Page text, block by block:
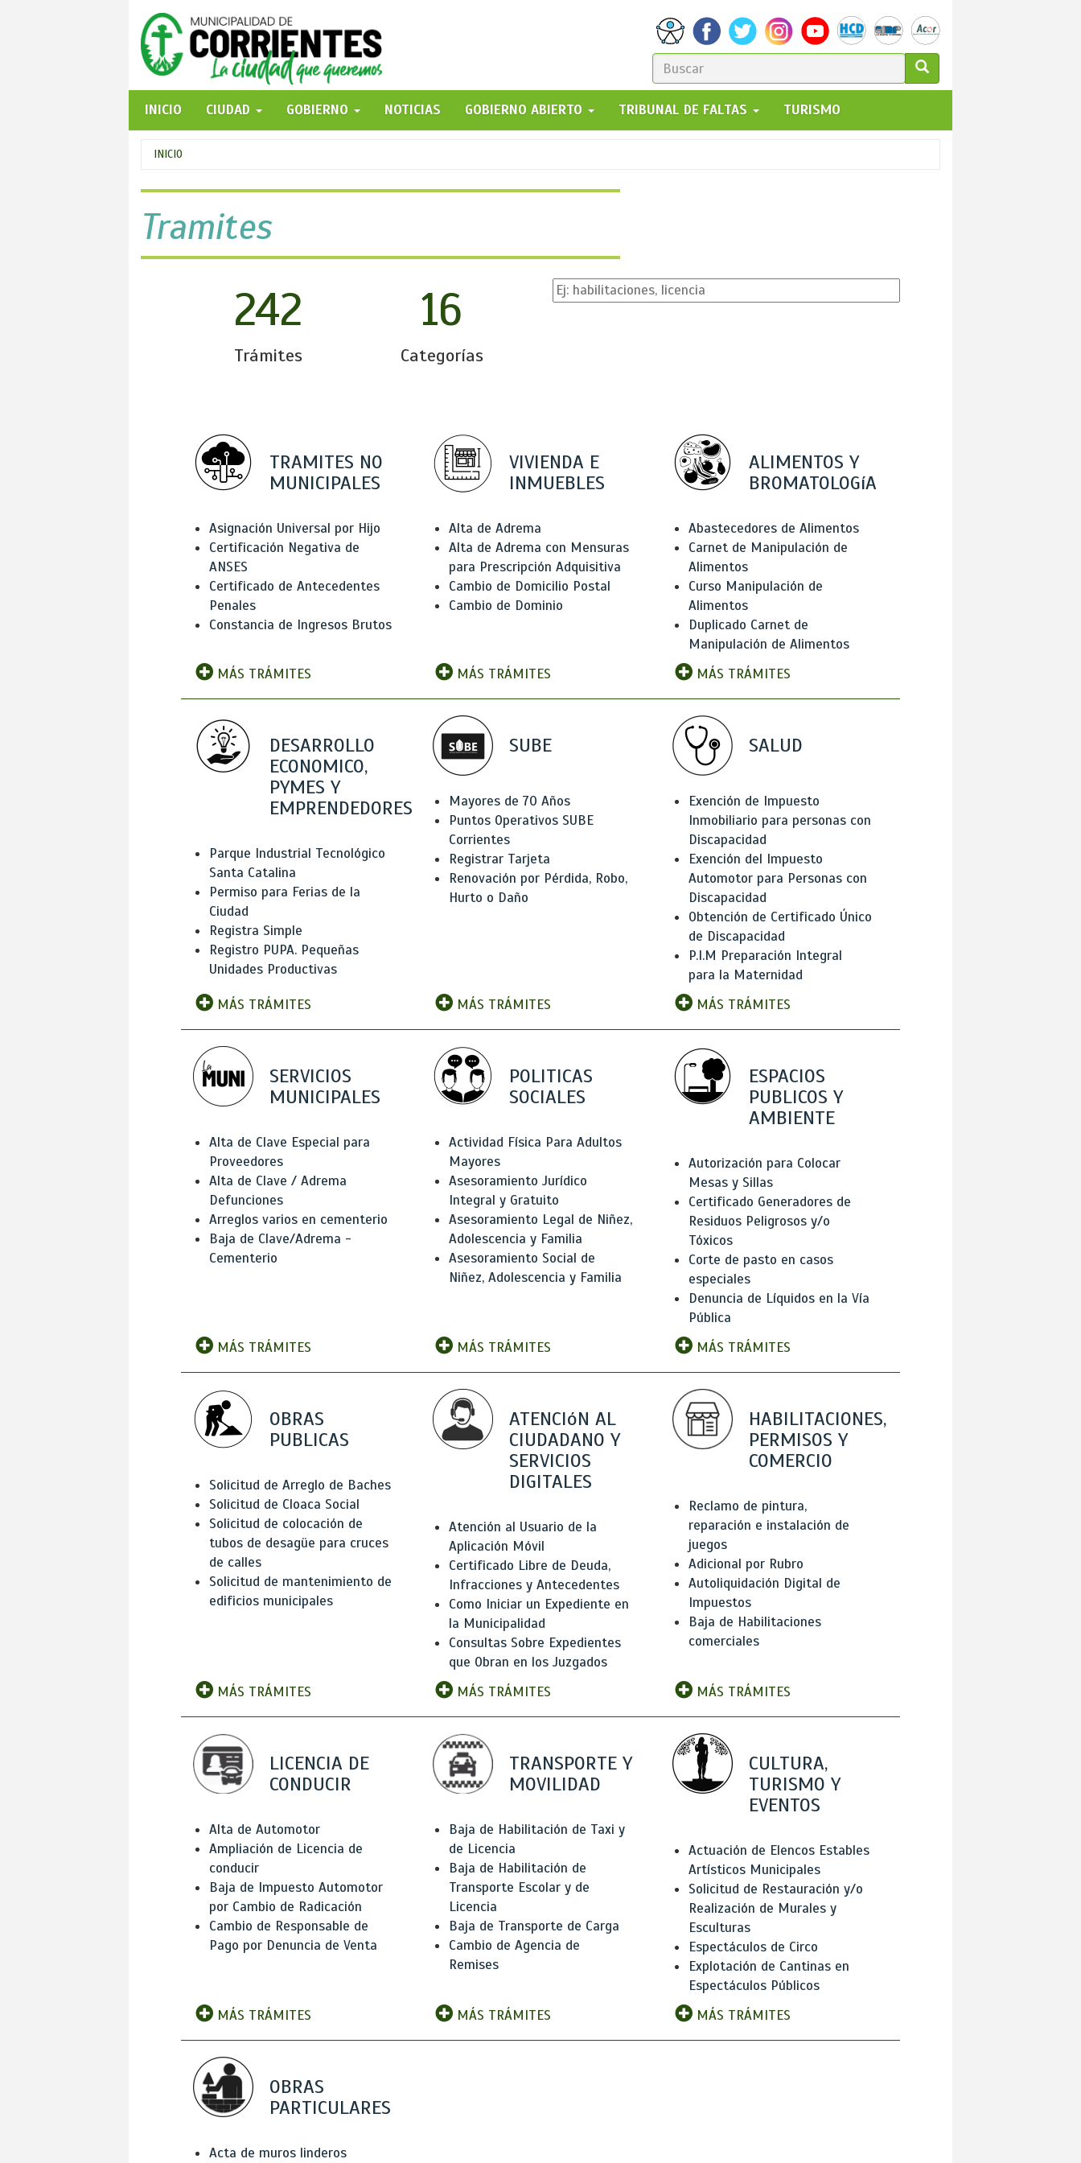
FORMULARIO
DE
BÚSQUEDA
GO!
INICIO
CIUDAD GOBIERNO NOTICIAS GOBIERNO ABIERTO TRIBUNAL DE FALTAS TURISMO
Se
encuentra
usted
aquí
INICIO
Tramites
242
Trámites
16
Categorías
TRAMITES NO
MUNICIPALES
Asignación Universal por Hijo
Certificación Negativa de
ANSES
Certificado de Antecedentes
Penales
Constancia de Ingresos Brutos
MÁS TRÁMITES
VIVIENDA E
INMUEBLES
Alta de Adrema
Alta de Adrema con Mensuras
para Prescripción Adquisitiva
Cambio de Domicilio Postal
Cambio de Dominio
MÁS TRÁMITES
ALIMENTOS Y
BROMATOLOGíA
Abastecedores de Alimentos
Carnet de Manipulación de
Alimentos
Curso Manipulación de
Alimentos
Duplicado Carnet de
Manipulación de Alimentos
MÁS TRÁMITES
DESARROLLO
ECONOMICO,
PYMES Y
EMPRENDEDORES
Parque Industrial Tecnológico
Santa Catalina
Permiso para Ferias de la
Ciudad
Registra Simple
Registro PUPA. Pequeñas
Unidades Productivas
MÁS TRÁMITES
SUBE
Mayores de 70 Años
Puntos Operativos SUBE
Corrientes
Registrar Tarjeta
Renovación por Pérdida, Robo,
Hurto o Daño
MÁS TRÁMITES
SALUD
Exención de Impuesto
Inmobiliario para personas con
Discapacidad
Exención del Impuesto
Automotor para Personas con
Discapacidad
Obtención de Certificado Único
de Discapacidad
P.I.M Preparación Integral
para la Maternidad
MÁS TRÁMITES
SERVICIOS
MUNICIPALES
Alta de Clave Especial para
Proveedores
Alta de Clave / Adrema
Defunciones
Arreglos varios en cementerio
Baja de Clave/Adrema -
Cementerio
MÁS TRÁMITES
POLITICAS
SOCIALES
Actividad Física Para Adultos
Mayores
Asesoramiento Jurídico
Integral y Gratuito
Asesoramiento Legal de Niñez,
Adolescencia y Familia
Asesoramiento Social de
Niñez, Adolescencia y Familia
MÁS TRÁMITES
ESPACIOS
PUBLICOS Y
AMBIENTE
Autorización para Colocar
Mesas y Sillas
Certificado Generadores de
Residuos Peligrosos y/o
Tóxicos
Corte de pasto en casos
especiales
Denuncia de Líquidos en la Vía
Pública
MÁS TRÁMITES
OBRAS
PUBLICAS
Solicitud de Arreglo de Baches
Solicitud de Cloaca Social
Solicitud de colocación de
tubos de desagüe para cruces
de calles
Solicitud de mantenimiento de
edificios municipales
MÁS TRÁMITES
ATENCIóN AL
CIUDADANO Y
SERVICIOS
DIGITALES
Atención al Usuario de la
Aplicación Móvil
Certificado Libre de Deuda,
Infracciones y Antecedentes
Como Iniciar un Expediente en
la Municipalidad
Consultas Sobre Expedientes
que Obran en los Juzgados
MÁS TRÁMITES
HABILITACIONES,
PERMISOS Y
COMERCIO
Reclamo de pintura,
reparación e instalación de
juegos
Adicional por Rubro
Autoliquidación Digital de
Impuestos
Baja de Habilitaciones
comerciales
MÁS TRÁMITES
LICENCIA DE
CONDUCIR
Alta de Automotor
Ampliación de Licencia de
conducir
Baja de Impuesto Automotor
por Cambio de Radicación
Cambio de Responsable de
Pago por Denuncia de Venta
MÁS TRÁMITES
TRANSPORTE Y
MOVILIDAD
Baja de Habilitación de Taxi y
de Licencia
Baja de Habilitación de
Transporte Escolar y de
Licencia
Baja de Transporte de Carga
Cambio de Agencia de
Remises
MÁS TRÁMITES
CULTURA,
TURISMO Y
EVENTOS
Actuación de Elencos Estables
Artísticos Municipales
Solicitud de Restauración y/o
Realización de Murales y
Esculturas
Espectáculos de Circo
Explotación de Cantinas en
Espectáculos Públicos
MÁS TRÁMITES
OBRAS
PARTICULARES
Acta de muros linderos